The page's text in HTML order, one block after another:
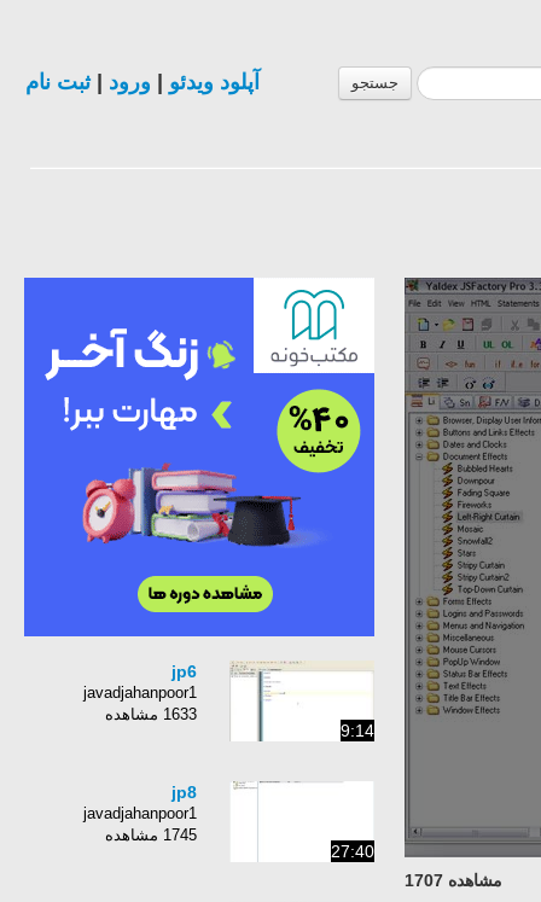
جستجو آپلود ویدئو ورود |ثبت نام
مشاهده 1707
9:14
jp6
javadjahanpoor1
1633 مشاهده
27:40
jp8
javadjahanpoor1
1745 مشاهده